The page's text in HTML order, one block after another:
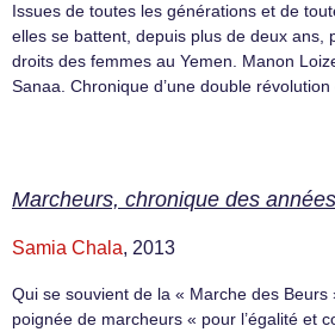
Issues de toutes les générations et de
elles se battent, depuis plus de deux ans,
droits des femmes au Yemen. Manon
Sanaa. Chronique d’une double
Marcheurs, chronique des
Samia Chala, 2013
Qui se souvient de la « Marche des
poignée de marcheurs « pour l’égalité et